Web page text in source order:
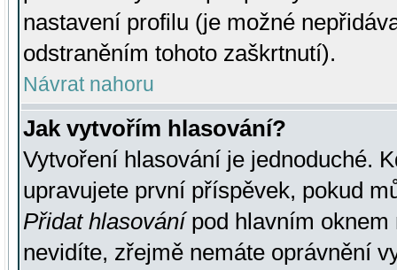
nastavení profilu (je možné
odstraněním tohoto zaškrtnutí).
Návrat nahoru
Jak vytvořím hlasování?
Vytvoření hlasování je jednoduché.
upravujete první příspěvek, pokud
Přidat hlasovánípod hlavním oknem
nevidíte, zřejmě nemáte oprávnění